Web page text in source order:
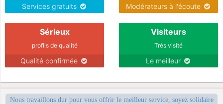
Services gratuits Modérateurs à l'écoute
Sérieux
profils de qualité
Qualité confirmée
Visiteurs
Très visité
Le meilleur
Nous travaillons dur pour vous offrir le meilleur service, soyez solidaire